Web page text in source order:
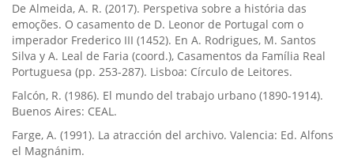
De Almeida, A. R. (2017). Perspetiva sobre a história das
emoções. O casamento de D. Leonor de Portugal com o
imperador Frederico III (1452). En A. Rodrigues, M. Santos
Silva y A. Leal de Faria (coord.), Casamentos da Famí­lia Real
Portuguesa (pp. 253-287). Lisboa: Cí­rculo de Leitores.
Falcón, R. (1986). El mundo del trabajo urbano (1890-1914).
Buenos Aires: CEAL.
Farge, A. (1991). La atracción del archivo. Valencia: Ed. Alfons
el Magnánim.